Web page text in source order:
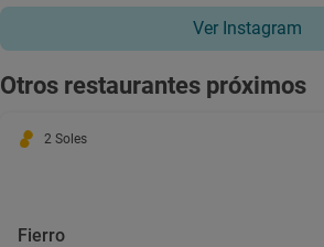
Ver Instagram
Otros restaurantes próximos
2 Soles
Fierro